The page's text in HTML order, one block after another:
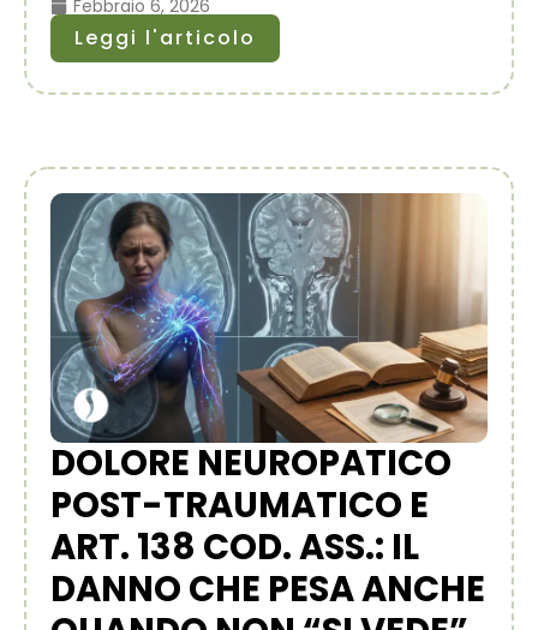
Febbraio 6, 2026
Leggi l'articolo
DOLORE NEUROPATICO
POST-TRAUMATICO E
ART. 138 COD. ASS.: IL
DANNO CHE PESA ANCHE